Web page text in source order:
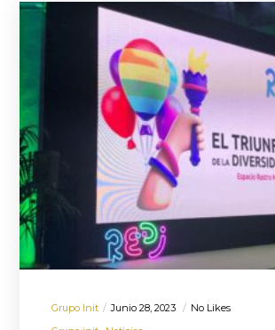
Grupo Init Junio 28, 2023
No Likes